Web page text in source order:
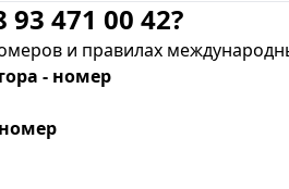
471 00 42?
и правилах
- номер